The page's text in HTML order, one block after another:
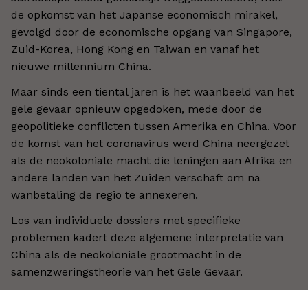
de opkomst van het Japanse economisch mirakel,
gevolgd door de economische opgang van Singapore,
Zuid-Korea, Hong Kong en Taiwan en vanaf het
nieuwe millennium China.
Maar sinds een tiental jaren is het waanbeeld van het
gele gevaar opnieuw opgedoken, mede door de
geopolitieke conflicten tussen Amerika en China. Voor
de komst van het coronavirus werd China neergezet
als de neokoloniale macht die leningen aan Afrika en
andere landen van het Zuiden verschaft om na
wanbetaling de regio te annexeren.
Los van individuele dossiers met specifieke
problemen kadert deze algemene interpretatie van
China als de neokoloniale grootmacht in de
samenzweringstheorie van het Gele Gevaar.